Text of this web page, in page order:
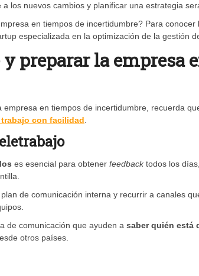
los nuevos cambios y planificar una estrategia
en tiempos de incertidumbre? Para
especializada en la optimización de la gestión
preparar la empresa
en tiempos de incertidumbre, recuerda
con facilidad.
es esencial para obtener feedbacktodos los
de comunicación interna y recurrir a canales
de comunicación que ayuden a saber quién está
otros países.